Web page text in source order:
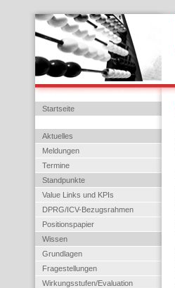
Startseite
Aktuelles
Meldungen
Termine
Standpunkte
Value Links und KPIs
DPRG/ICV-Bezugsrahmen
Positionspapier
Wissen
Grundlagen
Fragestellungen
Wirkungsstufen/Evaluation